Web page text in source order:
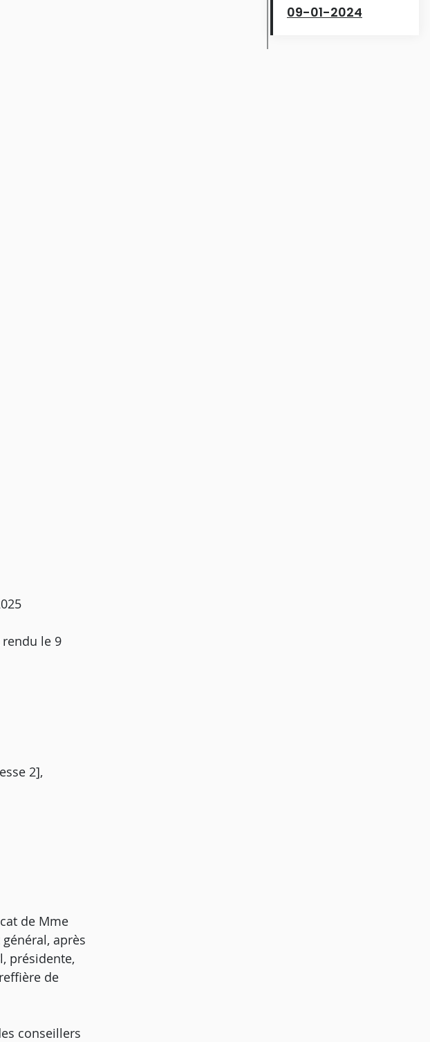
le 9
2],
de Mme
après
présidente,
de
conseillers
09-01-2024